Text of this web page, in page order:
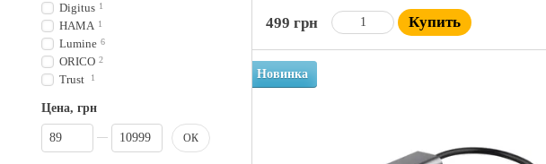
499 грн Купить
Новинка
Digitus 1
HAMA 1
Lumine 6
ORICO 2
Trust 1
Цена, грн
От Цена, грн
До Цена, грн
ОК